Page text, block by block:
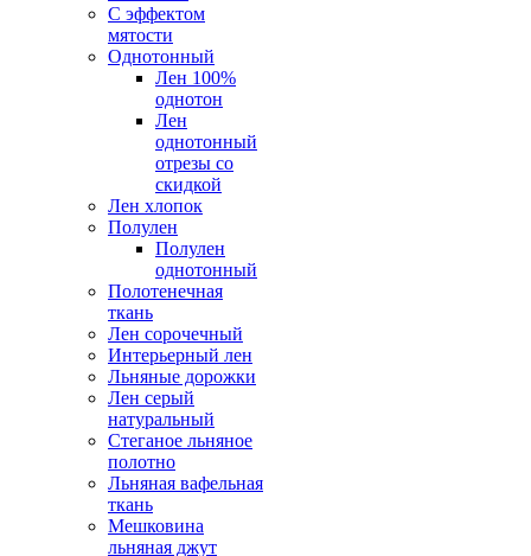
С эффектом
мятости
Однотонный
Лен 100%
однотон
Лен
однотонный
отрезы со
скидкой
Лен хлопок
Полулен
Полулен
однотонный
Полотенечная
ткань
Лен сорочечный
Интерьерный лен
Льняные дорожки
Лен серый
натуральный
Стеганое льняное
полотно
Льняная вафельная
ткань
Мешковина
льняная джут